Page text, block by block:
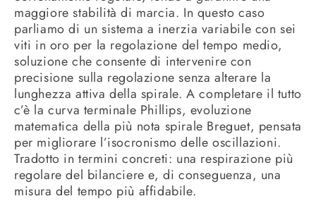
maggiore stabilità di marcia. In questo caso
parliamo di un sistema a inerzia variabile con sei
viti in oro per la regolazione del tempo medio,
soluzione che consente di intervenire con
precisione sulla regolazione senza alterare la
lunghezza attiva della spirale. A completare il tutto
c’è la curva terminale Phillips, evoluzione
matematica della più nota spirale Breguet, pensata
per migliorare l’isocronismo delle oscillazioni.
Tradotto in termini concreti: una respirazione più
regolare del bilanciere e, di conseguenza, una
misura del tempo più affidabile.